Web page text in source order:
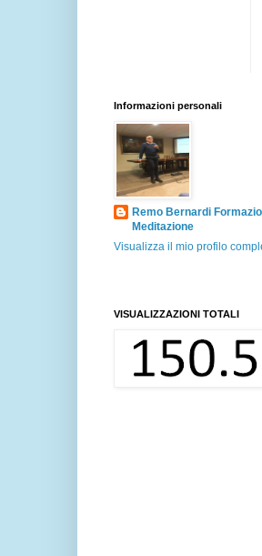
Informazioni personali
Remo Bernardi
Meditazione
Visualizza il mio profilo
VISUALIZZAZIONI TOTALI